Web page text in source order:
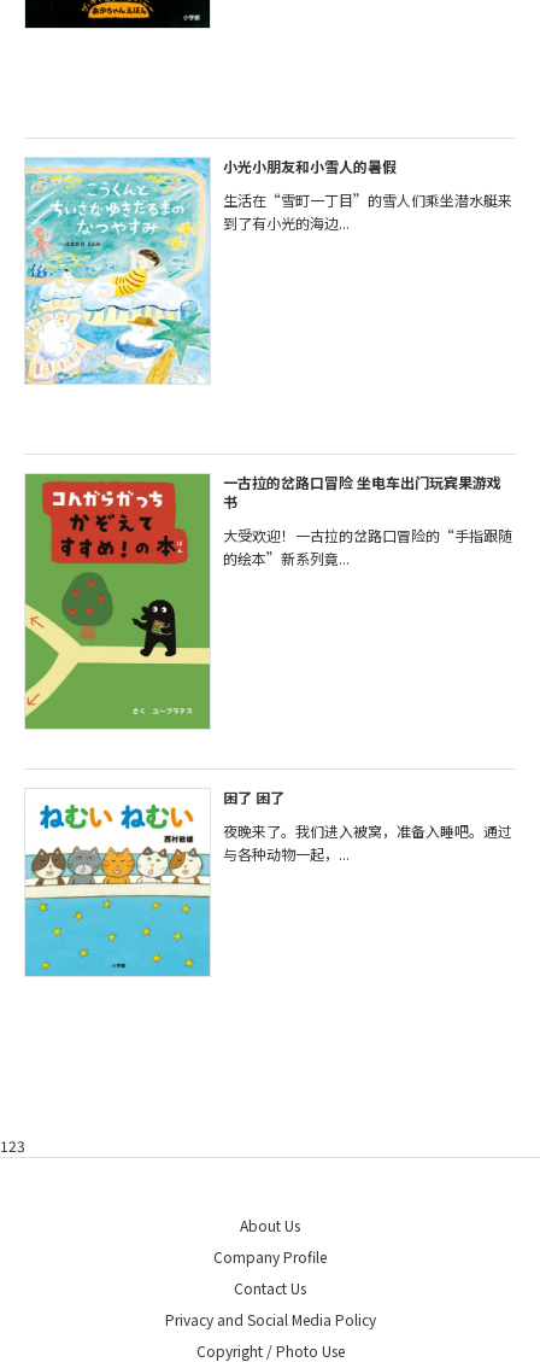
小光小朋友和小雪人的暑假
生活在“雪町一丁目”的雪人们乘坐潜水艇来
到了有小光的海边...
一古拉的岔路口冒险 坐电车出门玩宾果游戏
书
大受欢迎！一古拉的岔路口冒险的“手指跟随
的绘本”新系列竟...
困了 困了
夜晚来了。我们进入被窝，准备入睡吧。通过
与各种动物一起，...
123
About Us
Company Profile
Contact Us
Privacy and Social Media Policy
Copyright / Photo Use